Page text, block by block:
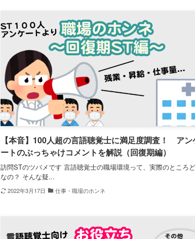
【本音】100人超の言語聴覚士に満足度調査！ アン
ートのぶっちゃけコメントを解説（回復期編）
訪問STのツバメです 言語聴覚士の職場環境って、実際のところ
なの？ そんな疑...
2022年3月17日 仕事・職場のホンネ